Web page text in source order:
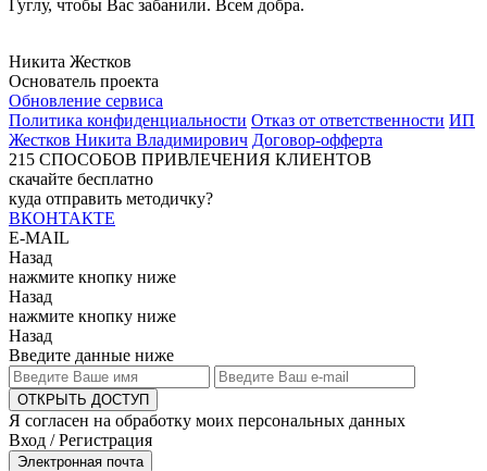
Гуглу, чтобы Вас забанили. Всем добра.
Никита Жестков
Основатель проекта
Обновление сервиса
Политика конфиденциальности Отказ от ответственности ИП
Жестков Никита Владимирович Договор-офферта
215 СПОСОБОВ ПРИВЛЕЧЕНИЯ КЛИЕНТОВ
скачайте бесплатно
куда отправить методичку?
ВКОНТАКТЕ
E-MAIL
Назад
нажмите кнопку ниже
Назад
нажмите кнопку ниже
Назад
Введите данные ниже
ОТКРЫТЬ ДОСТУП
Я согласен на обработку моих персональных данных
Вход / Регистрация
Электронная почта